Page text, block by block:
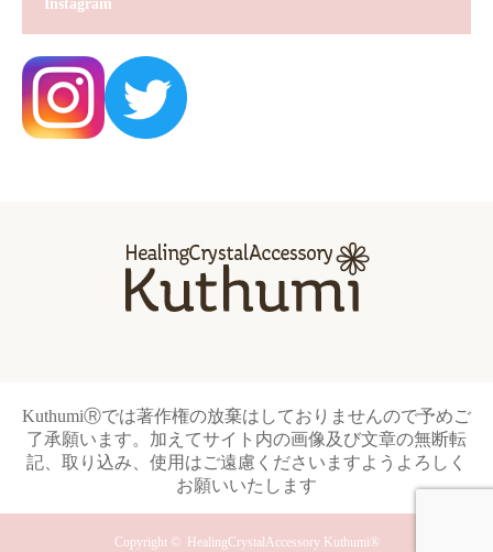
Instagram
KuthumiⓇでは著作権の放棄はしておりませんので予めご
了承願います。加えてサイト内の画像及び文章の無断転
記、取り込み、使用はご遠慮くださいますようよろしく
お願いいたします
Copyright © HealingCrystalAccessory Kuthumi®